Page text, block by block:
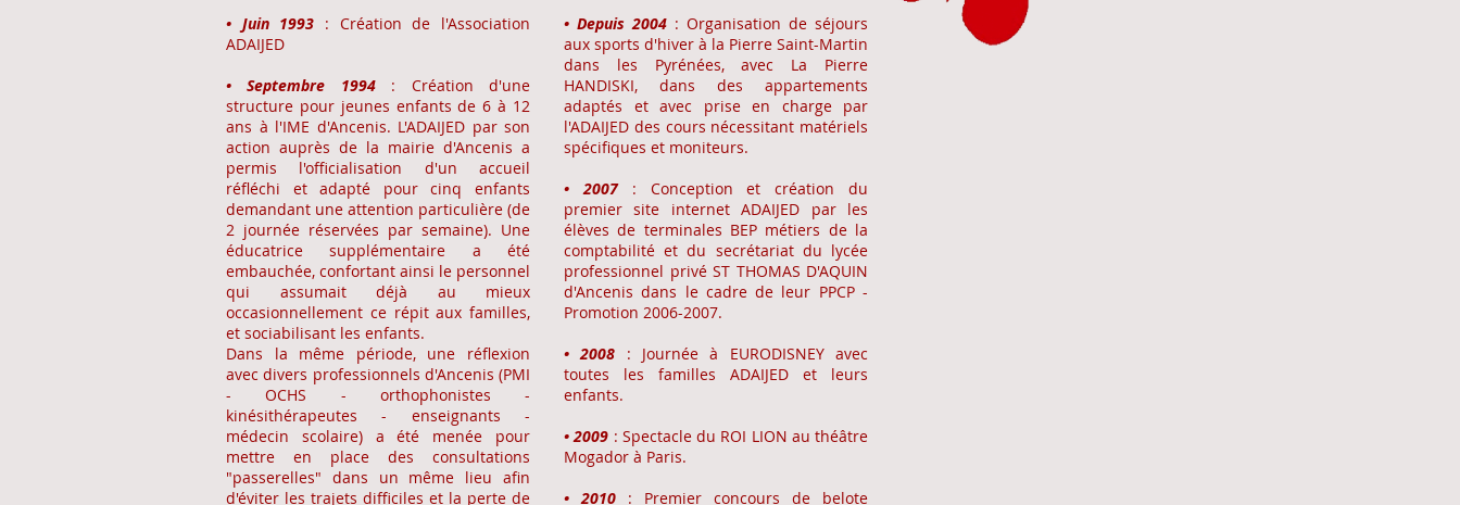
• Juin 1993 : Création de l'Association
ADAIJED
• Septembre 1994: Création d'une
structure pour jeunes enfants de 6 à 12
ans à l'IME d'Ancenis. L'ADAIJED par son
action auprès de la mairie d'Ancenis a
permis l'officialisation d'un accueil
réfléchi et adapté pour cinq enfants
demandant une attention particulière (de
2 journée réservées par semaine). Une
éducatrice supplémentaire a été
embauchée, confortant ainsi le personnel
qui assumait déjà au mieux
occasionnellement ce répit aux familles,
et sociabilisant les enfants.
Dans la même période, une réflexion
avec divers professionnels d'Ancenis (PMI
- OCHS - orthophonistes -
kinésithérapeutes - enseignants -
médecin scolaire) a été menée pour
mettre en place des consultations
"passerelles" dans un même lieu afin
d'éviter les trajets difficiles et la perte de
• Depuis 2004 : Organisation de séjours
aux sports d'hiver à la Pierre Saint-Martin
dans les Pyrénées, avec La Pierre
HANDISKI, dans des appartements
adaptés et avec prise en charge par
l'ADAIJED des cours nécessitant matériels
spécifiques et moniteurs.
• 2007: Conception et création du
premier site internet ADAIJED par les
élèves de terminales BEP métiers de la
comptabilité et du secrétariat du lycée
professionnel privé ST THOMAS D'AQUIN
d'Ancenis dans le cadre de leur PPCP -
Promotion 2006-2007.
• 2008 : Journée à EURODISNEY avec
toutes les familles ADAIJED et leurs
enfants.
• 2009 : Spectacle du ROI LION au théâtre
Mogador à Paris.
• 2010 : Premier concours de belote